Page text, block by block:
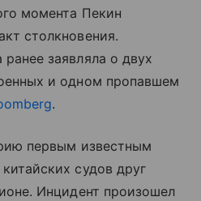
момента Пекин
столкновения.
заявляла о двух
и одном пропавшем
.
первым известным
судов друг
Инцидент произошел